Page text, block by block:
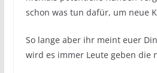
schon was tun dafür, um neue
So lange aber ihr meint euer
wird es immer Leute geben die